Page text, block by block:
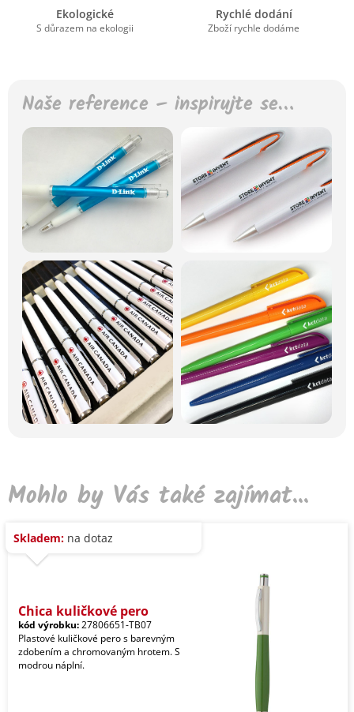
Ekologické
S důrazem na ekologii
Rychlé dodání
Zboží rychle dodáme
Naše reference – inspirujte se…
Mohlo by Vás také zajímat...
Skladem: na dotaz
Chica kuličkové pero
kód výrobku:27806651-TB07
Plastové kuličkové pero s barevným
zdobením a chromovaným hrotem. S
modrou náplní.